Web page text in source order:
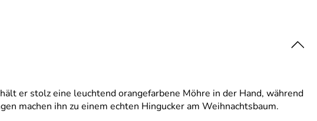
er stolz eine leuchtend orangefarbene Möhre in der Hand, während
machen ihn zu einem echten Hingucker am Weihnachtsbaum.